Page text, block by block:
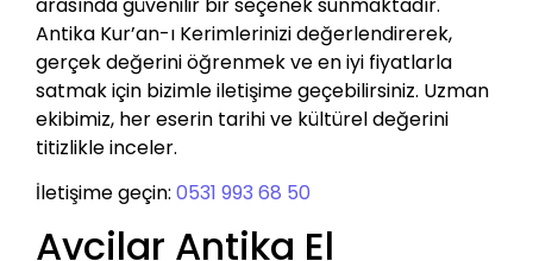
Antika Kur’an-ı Kerimlerinizi değerlendirerek,
gerçek değerini öğrenmek ve en iyi fiyatlarla
satmak için bizimle iletişime geçebilirsiniz. Uzman
ekibimiz, her eserin tarihi ve kültürel değerini
titizlikle inceler.
İletişime geçin: 0531 993 68 50
Avcilar Antika El